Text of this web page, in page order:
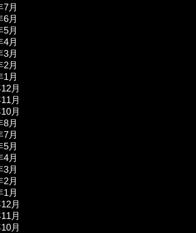
7月
6月
5月
4月
3月
2月
1月
月
月
月
8月
7月
5月
4月
3月
2月
1月
月
月
月